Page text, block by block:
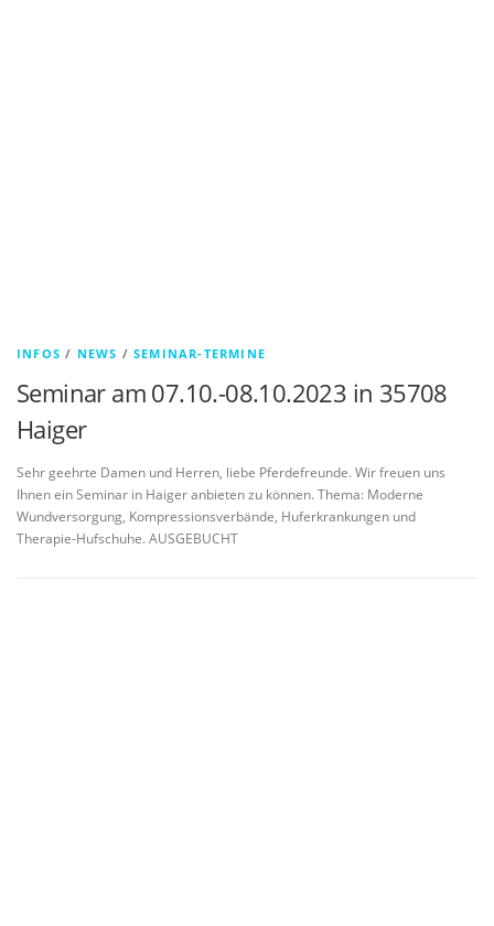
INFOS / NEWS /SEMINAR-TERMINE
Seminar am 07.10.-08.10.2023 in 35708
Haiger
Sehr geehrte Damen und Herren, liebe Pferdefreunde. Wir freuen uns
Ihnen ein Seminar in Haiger anbieten zu können. Thema: Moderne
Wundversorgung, Kompressionsverbände, Huferkrankungen und
Therapie-Hufschuhe. AUSGEBUCHT